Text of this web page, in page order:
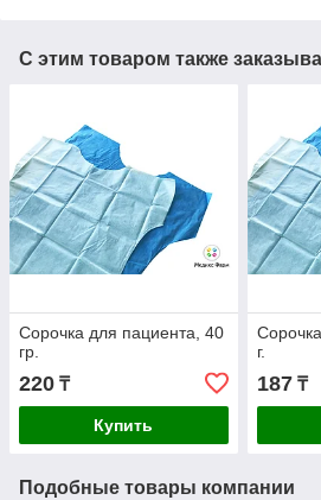
С этим товаром также
Сорочка для пациента, 40
гр.
220 ₸
Купить
г.
187₸
Подобные товары компании